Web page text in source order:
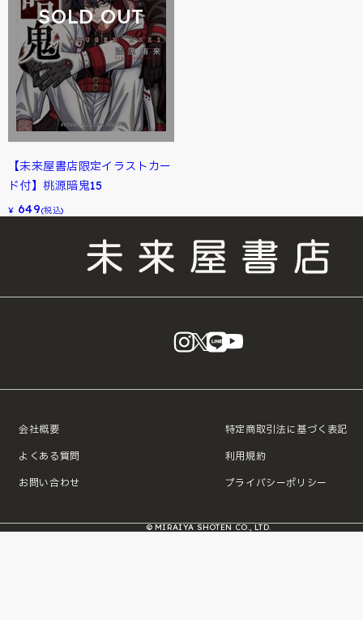
SOLD OUT
【未来屋書店限定イラストカー
ド付】桃源暗鬼15
¥ 649(税込)
instagram
X LINE
会社概要
よくある質問
お問い合わせ
特定商取引法に基づく表記
利用規約
プライバシーポリシー
© MIRAIYA SHOTEN CO., LTD.